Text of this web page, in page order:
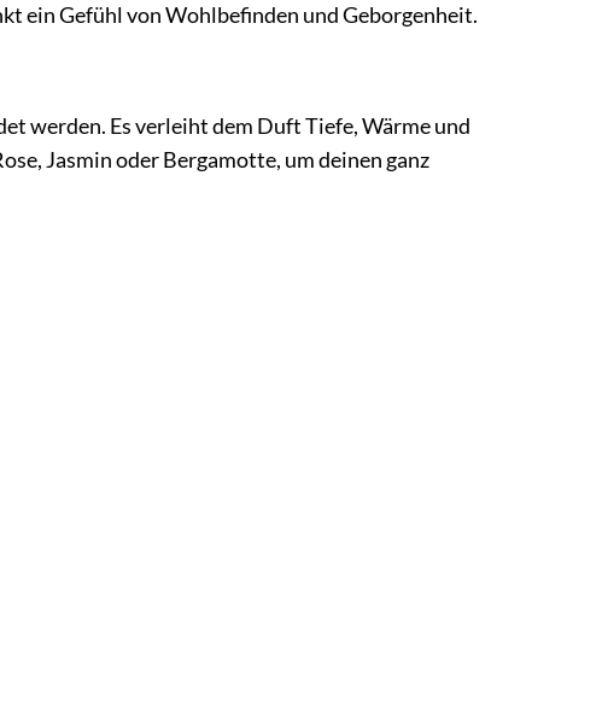
ein Gefühl von Wohlbefinden und Geborgenheit.
werden. Es verleiht dem Duft Tiefe, Wärme und
Jasmin oder Bergamotte, um deinen ganz